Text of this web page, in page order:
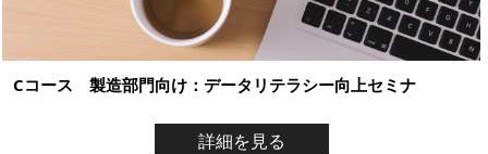
Cコース 製造部門向け：データリテラシー向上セミナ
詳細を見る